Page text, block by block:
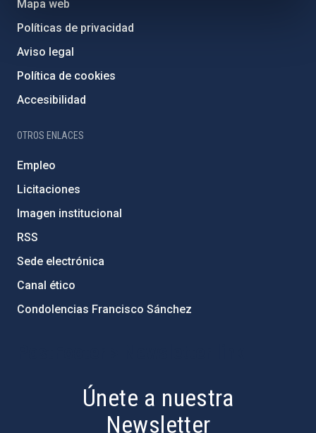
Mapa web
Políticas de privacidad
Aviso legal
Política de cookies
Accesibilidad
OTROS ENLACES
Empleo
Licitaciones
Imagen institucional
RSS
Sede electrónica
Canal ético
Condolencias Francisco Sánchez
Únete a nuestra
Newsletter